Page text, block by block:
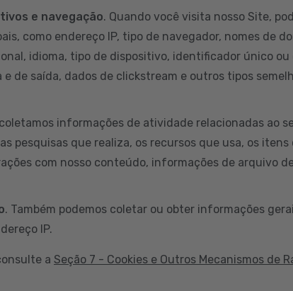
e navegação. Quando você visita nosso Site,
como endereço IP, tipo de navegador, nomes de
idioma, tipo de dispositivo, identificador único
de saída, dados de clickstream e outros tipos
informações de atividade relacionadas ao
pesquisas que realiza, os recursos que usa, os
com nosso conteúdo, informações de arquivo
. Também podemos coletar ou obter informações
IP.
a Seção 7 - Cookies e Outros Mecanismos de